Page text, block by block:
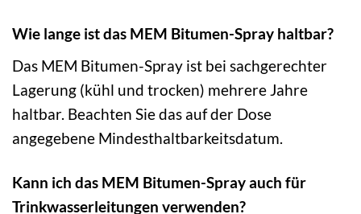
Wie lange ist das MEM Bitumen-Spray haltbar?
Das MEM Bitumen-Spray ist bei sachgerechter
Lagerung (kühl und trocken) mehrere Jahre
haltbar. Beachten Sie das auf der Dose
angegebene Mindesthaltbarkeitsdatum.
Kann ich das MEM Bitumen-Spray auch für
Trinkwasserleitungen verwenden?